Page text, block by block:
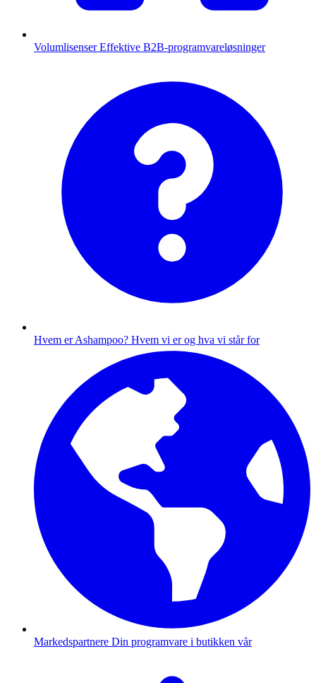
Volumlisenser Effektive B2B-programvareløsninger
Hvem er Ashampoo? Hvem vi er og hva vi står for
Markedspartnere Din programvare i butikken vår